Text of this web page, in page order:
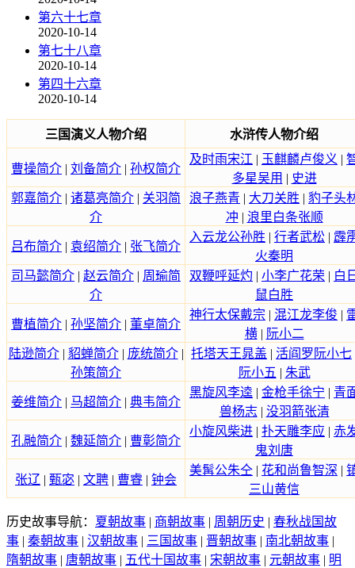
第六十七章
2020-10-14
第七十八章
2020-10-14
第四十六章
2020-10-14
三国演义人物介绍 水浒传人物介绍
曹操简介 | 刘备简介 | 孙权简介
及时雨宋江 | 玉麒麟卢俊义 |
多星吴用 | 史进
郭嘉简介 | 诸葛亮简介 | 关羽简
介
浪子燕青 | 大刀关胜 | 豹子头
冲 | 浪里白条张顺
吕布简介 | 袁绍简介 | 张飞简介
入云龙公孙胜 | 行者武松 | 霹
火秦明
司马懿简介 | 赵云简介 | 周瑜简
介
双鞭呼延灼 | 小李广花荣 | 白
鼠白胜
曹植简介 | 孙坚简介 | 董卓简介
神行太保戴宗 | 混江龙李俊 |
横| 阮小二
陆逊简介| 貂蝉简介| 庞统简介|
孙策简介
托塔天王晁盖 | 活阎罗阮小七
阮小五 | 朱武
姜维简介 | 马超简介 | 典韦简介
黑旋风李逵 | 金枪手徐宁 | 青
兽杨志| 没羽箭张清
孔融简介 | 魏延简介 | 曹彰简介
小旋风柴进 | 扑天雕李应 | 赤
鬼刘唐
张辽 | 甄宓 | 文聘 | 曹睿 | 钟会
美髯公朱仝 | 花和尚鲁智深 |
三山黄信
历史故事导航： 夏朝故事 | 商朝故事 | 周朝历史 | 春秋战国故
事 | 秦朝故事 | 汉朝故事 | 三国故事 | 晋朝故事 | 南北朝故事 |
隋朝故事 | 唐朝故事 | 五代十国故事 | 宋朝故事 | 元朝故事 | 明